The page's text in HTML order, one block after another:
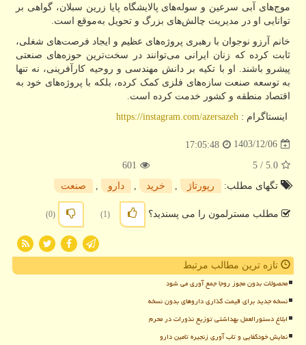
موج‌های آبی سرعین و سوله‌های پالایشگاه پایا زرین سبلان، گواهی بر
توانایی او در مدیریت چالش‌های بزرگ و تحویل به‌موقع است.
خانم آرزو نوجوان با رهبری پروژه‌های عظیم و ایجاد فرصت‌های شغلی،
ثابت کرده که زنان ایرانی می‌توانند در سخت‌ترین حوزه‌های صنعتی
پیشرو باشند. او با تکیه بر دانش مهندسی و روحیه کارآفرینی، نه تنها
به توسعه صنعت سازه‌های فلزی کمک کرده، بلکه با پروژه‌های خود به
اقتصاد منطقه و کشور خدمت کرده است.
اینستاگرام : https://instagram.com/azersazeh
1403/12/06
17:05:48
5.0
/ 5
601
تگهای مطلب:
رپورتاژ , خرید , دارو , صنعت
مطلب مسترلمون را می پسندید؟ (1)
(0)
تازه ترین مطالب مرتبط
محصولات بدون مجوز روجا جمع آوری می شود
نسخه جدید برای قیمت گذاری داروهای بدون نسخه
ابلاغ دستورالعمل بهداشتی توزیع نذورات در محرم
نمایش خودکفایی و تاب آوری زنجیره تامین دارو